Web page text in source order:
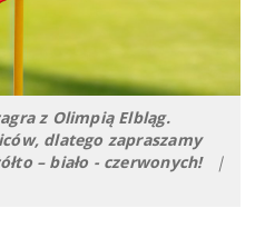
z Olimpią Elbląg.
dlatego zapraszamy
– biało - czerwonych!|